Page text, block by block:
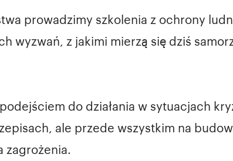
prowadzimy szkolenia z ochrony
wyzwań, z jakimi mierzą się dziś
do działania w sytuacjach
ale przede wszystkim na
zagrożenia.